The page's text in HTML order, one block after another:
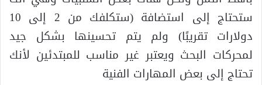
ستحتاج إلى استضافة (ستكلفك من 2 إلى 10
دولارات تقريبًا) ولم يتم تحسينها بشكل جيد
لمحركات البحث ويعتبر غير مناسب للمبتدئين لأنك
تحتاج إلى بعض المهارات الفنية